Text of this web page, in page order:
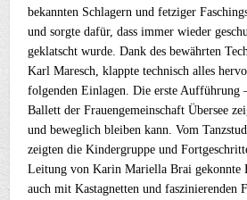
bekannten Schlagern und fetziger
und sorgte dafür, dass immer wieder
geklatscht wurde. Dank des bewährten
Karl Maresch, klappte technisch alles
folgenden Einlagen. Die erste Aufführung
Ballett der Frauengemeinschaft Übersee
und beweglich bleiben kann. Vom
zeigten die Kindergruppe und
Leitung von Karin Mariella Brai gekonnte
auch mit Kastagnetten und faszinierenden